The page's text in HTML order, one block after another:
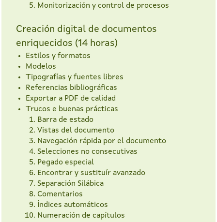
Monitorización y control de procesos
Creación digital de documentos
enriquecidos (14 horas)
Estilos y formatos
Modelos
Tipografías y fuentes libres
Referencias bibliográficas
Exportar a PDF de calidad
Trucos e buenas prácticas
Barra de estado
Vistas del documento
Navegación rápida por el documento
Selecciones no consecutivas
Pegado especial
Encontrar y sustituír avanzado
Separación Silábica
Comentarios
Índices automáticos
Numeración de capítulos